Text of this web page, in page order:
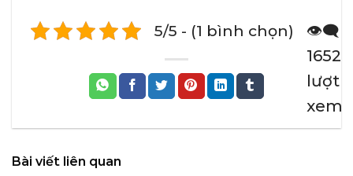
5/5 - (1 bình chọn)
👁️‍🗨️
1652
lượt
xem
Bài viết liên quan